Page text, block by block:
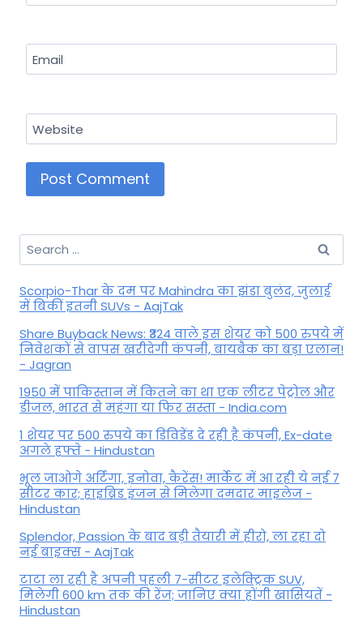
Email
Website
Search
for:
Scorpio-Thar के दम पर Mahindra का झंडा बुलंद, जुलाई
में बिकीं इतनी SUVs - AajTak
Share Buyback News: ₹324 वाले इस शेयर को 500 रुपये में
निवेशकों से वापस खरीदेगी कंपनी, बायबैक का बड़ा एलान!
- Jagran
1950 में पाकिस्तान में कितने का था एक लीटर पेट्रोल और
डीजल, भारत से महंगा या फिर सस्ता - India.com
1 शेयर पर 500 रुपये का डिविडेंड दे रही है कंपनी, Ex-date
अगले हफ्ते - Hindustan
भूल जाओगे अर्टिगा, इनोवा, कैरेंस! मार्केट में आ रही ये नई 7
सीटर कार; हाइब्रिड इंजन से मिलेगा दमदार माइलेज -
Hindustan
Splendor, Passion के बाद बड़ी तैयारी में हीरो, ला रहा दो
नई बाइक्स - AajTak
टाटा ला रही है अपनी पहली 7-सीटर इलेक्ट्रिक SUV,
मिलेगी 600 km तक की रेंज; जानिए क्या होंगी खासियतें -
Hindustan